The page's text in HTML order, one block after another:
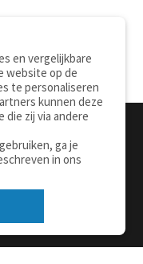
site
en vergelijkbare
website op de
te personaliseren
kunnen deze
zij via andere
ga je
in ons